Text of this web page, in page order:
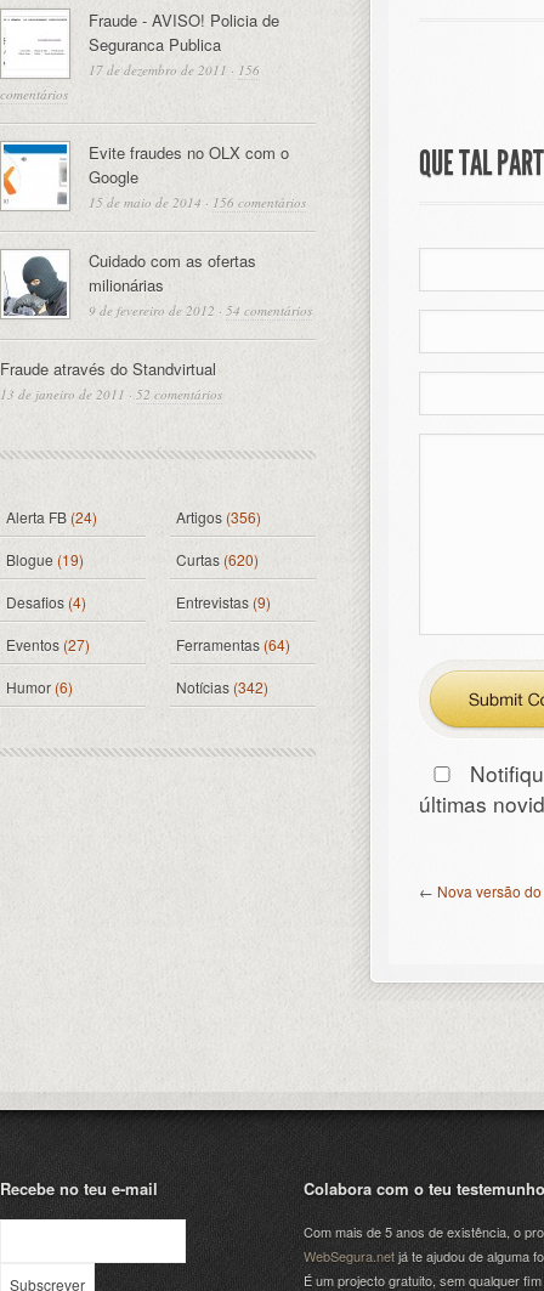
QUE TAL
últimas
← Nova versão
Fraude - AVISO! Policia de
Seguranca Publica
17 de dezembro de 2011 · 156
comentários
Evite fraudes no OLX com o
Google
15 de maio de 2014 · 156 comentários
Cuidado com as ofertas
milionárias
9 de fevereiro de 2012 · 54 comentários
Fraude através do Standvirtual
13 de janeiro de 2011 · 52 comentários
Alerta FB(24) Artigos (356)
Blogue (19) Curtas (620)
Desafios (4) Entrevistas (9)
Eventos(27) Ferramentas(64)
Humor (6) Notícias(342)
Recebe no teu e-mail Colabora com o teu testemunho
Com mais de 5 anos de existência, o
WebSegura.netjá te ajudou de alguma
É um projecto gratuito, sem qualquer fim